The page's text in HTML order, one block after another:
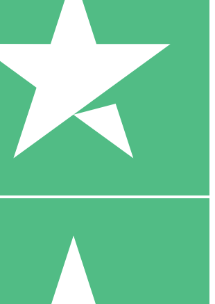
de Créditos Individuales
con créditos de descarga. Sin compromiso
10 00
10 Descargas
20 00